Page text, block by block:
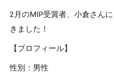
2月のMIP受賞者、小倉さん
きました！
【プロフィール】
性別：男性